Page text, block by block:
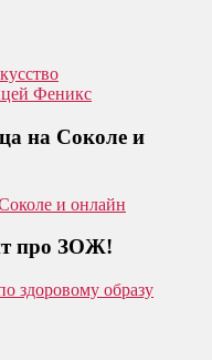
на Соколе и
про ЗОЖ!